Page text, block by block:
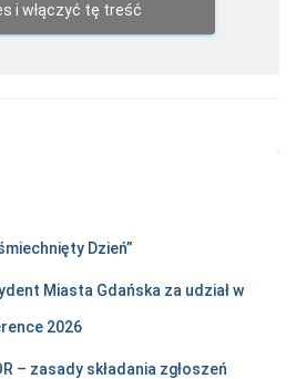
i włączyć tę treść
Dzień”
Miasta Gdańska za udział w
2026
– zasady składania zgłoszeń